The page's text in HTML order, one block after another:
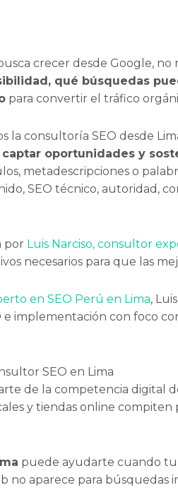
crecer desde Google, no
qué búsquedas
para convertir el tráfico
la consultoría SEO desde
oportunidades y
metadescripciones o
SEO técnico, autoridad,
por Luis Narciso, consultor
necesarios para que las
en SEO Perú en Lima,
e implementación con foco
SEO en Lima
de la competencia digital
y tiendas online
puede ayudarte cuando
no aparece para búsquedas